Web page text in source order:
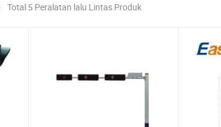
Total 5 Peralatan lalu Lintas Produk